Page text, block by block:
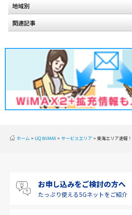
地域別
北海道
甲信越
北陸
九州・沖縄
関連記事
ホーム UQ WiMAX サービスエリア 東海エリア速報
お申し込みをご検討の方へ
たっぷり使える5Gネットをご紹介